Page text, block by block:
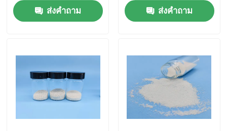
เกี่ยวกับเรา
ควบคุมคุณภาพ
ติดต่อเรา
ส่งคำถาม
ส่งคำถาม